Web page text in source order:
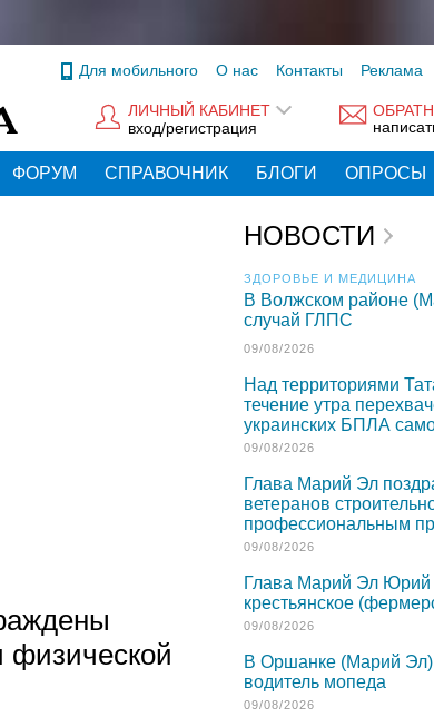
Для мобильного О нас Контакты Реклама
ЛИЧНЫЙ КАБИНЕТ
вход/регистрация
ФОРУМ СПРАВОЧНИК БЛОГИ ОПРОСЫ
физической
НОВОСТИ
ЗДОРОВЬЕ И МЕДИЦИНА
В Волжском районе
случай ГЛПС
09/08/2026
Над территориями
течение утра
украинских БПЛА
09/08/2026
Глава Марий Эл
ветеранов
профессиональным
09/08/2026
Глава Марий Эл Юрий
крестьянское
09/08/2026
В Оршанке (Марий Эл)
водитель мопеда
09/08/2026